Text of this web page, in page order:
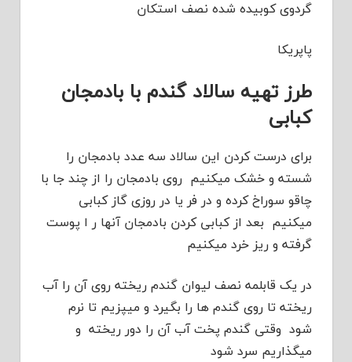
گردوی کوبیده شده نصف استکان
پاپریکا
طرز تهیه سالاد گندم با بادمجان
کبابی
برای درست کردن این سالاد سه عدد بادمجان را
شسته و خشک میکنیم روی بادمجان را از چند جا با
چاقو سوراخ کرده و در فر یا در روزی گاز کبابی
میکنیم بعد از کبابی کردن بادمجان آنها ر ا پوست
گرفته و ریز خرد میکنیم
در یک قابلمه نصف لیوان گندم ریخته روی آن را آب
ریخته تا روی گندم ها را بگیرد و میپزیم تا نرم
شود وقتی گندم پخت آب آن را دور ریخته و
میگذاریم سرد شود